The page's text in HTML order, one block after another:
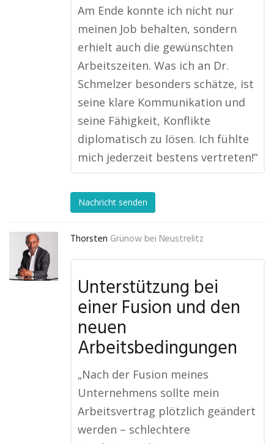
Am Ende konnte ich nicht nur
meinen Job behalten, sondern
erhielt auch die gewünschten
Arbeitszeiten. Was ich an Dr.
Schmelzer besonders schätze, ist
seine klare Kommunikation und
seine Fähigkeit, Konflikte
diplomatisch zu lösen. Ich fühlte
mich jederzeit bestens vertreten!“
Nachricht senden
Thorsten Grünow bei Neustrelitz
Unterstützung bei
einer Fusion und den
neuen
Arbeitsbedingungen
„Nach der Fusion meines
Unternehmens sollte mein
Arbeitsvertrag plötzlich geändert
werden – schlechtere